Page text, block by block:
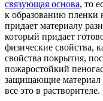
связующая основа, то
к образованию пленки
придает материалу
который придает
физические свойства,
свойства покрытия,
пожаростойкий
защищающие материал
все это в растворителе.